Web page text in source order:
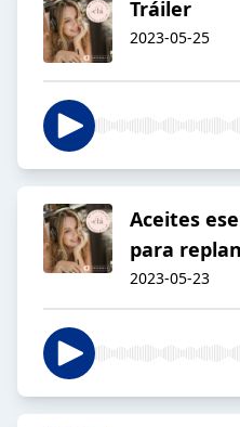
Tráiler
2023-05-25
Aceites
para
2023-05-23